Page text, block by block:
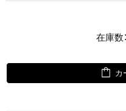
在庫数
カ